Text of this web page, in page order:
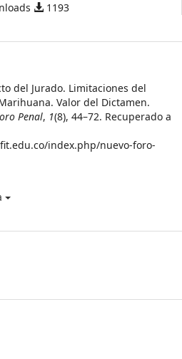
1193
del Jurado. Limitaciones del
Valor del Dictamen.
Penal, 1(8), 44–72. Recuperado a
index.php/nuevo-foro-